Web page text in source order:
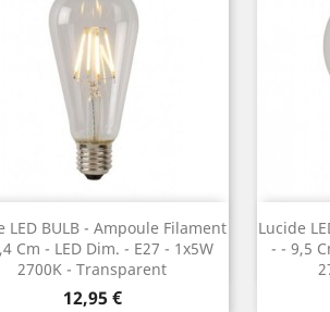
LED BULB - Ampoule Filament
Cm - LED Dim. - E27 - 1x5W
2700K - Transparent
Preis
12,95 €
Vorschau
Lucide
- ¯ 9,5